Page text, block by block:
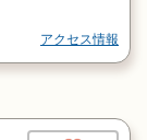
アクセス情報